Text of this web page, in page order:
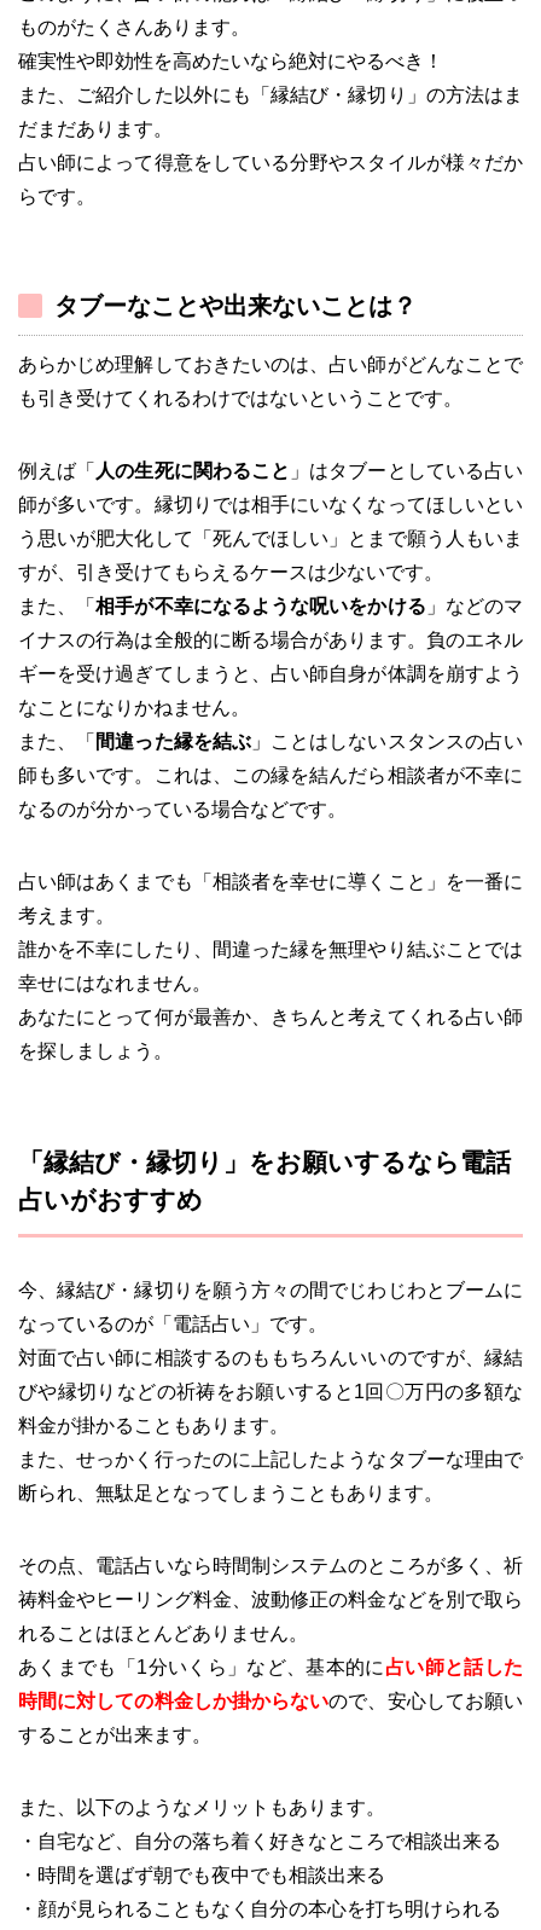
ものがたくさんあります。
確実性や即効性を高めたいなら絶対にやるべき！
また、ご紹介した以外にも「縁結び・縁切り」の方法はま
だまだあります。
占い師によって得意をしている分野やスタイルが様々だか
らです。
タブーなことや出来ないことは？
あらかじめ理解しておきたいのは、占い師がどんなことで
も引き受けてくれるわけではないということです。
例えば「 人の生死に関わること 」はタブーとしている占い
師が多いです。縁切りでは相手にいなくなってほしいとい
う思いが肥大化して「死んでほしい」とまで願う人もいま
すが、引き受けてもらえるケースは少ないです。
また、「相手が不幸になるような呪いをかける 」などのマ
イナスの行為は全般的に断る場合があります。負のエネル
ギーを受け過ぎてしまうと、占い師自身が体調を崩すよう
なことになりかねません。
また、「 間違った縁を結ぶ」ことはしないスタンスの占い
師も多いです。これは、この縁を結んだら相談者が不幸に
なるのが分かっている場合などです。
占い師はあくまでも「相談者を幸せに導くこと」を一番に
考えます。
誰かを不幸にしたり、間違った縁を無理やり結ぶことでは
幸せにはなれません。
あなたにとって何が最善か、きちんと考えてくれる占い師
を探しましょう。
「縁結び・縁切り」をお願いするなら電話
占いがおすすめ
今、縁結び・縁切りを願う方々の間でじわじわとブームに
なっているのが「電話占い」です。
対面で占い師に相談するのももちろんいいのですが、縁結
びや縁切りなどの祈祷をお願いすると1回〇万円の多額な
料金が掛かることもあります。
また、せっかく行ったのに上記したようなタブーな理由で
断られ、無駄足となってしまうこともあります。
その点、電話占いなら時間制システムのところが多く、祈
祷料金やヒーリング料金、波動修正の料金などを別で取ら
れることはほとんどありません。
あくまでも「1分いくら」など、基本的に 占い師と話した
時間に対しての料金しか掛からないので、安心してお願い
することが出来ます。
また、以下のようなメリットもあります。
・自宅など、自分の落ち着く好きなところで相談出来る
・時間を選ばず朝でも夜中でも相談出来る
・顔が見られることもなく自分の本心を打ち明けられる